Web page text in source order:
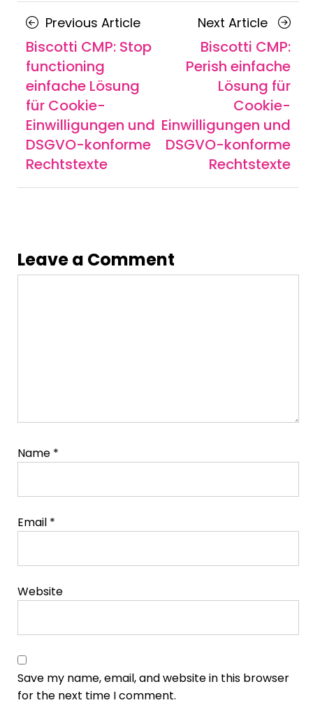
Posts
navigation
Previous ArticlePrevious
Article
Biscotti CMP: Stop
functioning
einfache Lösung
für Cookie-
Einwilligungen und
DSGVO-konforme
Rechtstexte
Next Article Next
Article
Biscotti CMP:
Perish einfache
Lösung für
Cookie-
Einwilligungen und
DSGVO-konforme
Rechtstexte
Leave a Comment
Name *
Email *
Website
Save my name, email, and website in this browser
for the next time I comment.